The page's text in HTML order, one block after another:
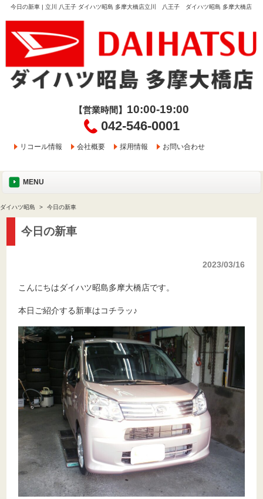
今日の新車 | 立川 八王子 ダイハツ昭島 多摩大橋店立川 八王子 ダイハツ昭島 多摩大橋店
【営業時間】 10:00-19:00
042-546-0001
リコール情報 会社概要 採用情報 お問い合わせ
MENU
ダイハツ昭島 今日の新車
今日の新車
2023/03/16
こんにちはダイハツ昭島多摩大橋店です。
本日ご紹介する新車はコチラッ♪